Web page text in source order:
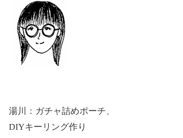
湯川：ガチャ詰めポーチ、
DIYキーリング作り